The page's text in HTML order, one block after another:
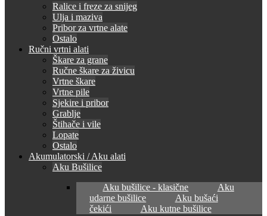
Ralice i freze za snijeg
Ulja i maziva
Pribor za vrtne alate
Ostalo
Ručni vrtni alati
Škare za grane
Ručne škare za živicu
Vrtne škare
Vrtne pile
Sjekire i pribor
Grablje
Štihače i vile
Lopate
Ostalo
Akumulatorski / Aku alati
Aku Bušilice
Aku bušilice - klasične
Aku
udarne bušilice
Aku bušaći
čekići
Aku kutne bušilice